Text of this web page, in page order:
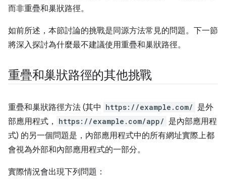
而非重疊和巢狀路徑。
如前所述，本節討論的挑戰是同源方法常見的問題。下一節
將深入探討為什麼最不建議使用重疊和巢狀路徑。
重疊和巢狀路徑的其他挑戰
重疊和巢狀路徑方法 (其中 https://example.com/ 是外
部應用程式，
https://example.com/app/ 是內部應用程
式) 的另一個問題是，內部應用程式中的所有網址實際上都
會視為外部和內部應用程式的一部分。
實際情況會出現下列問題：